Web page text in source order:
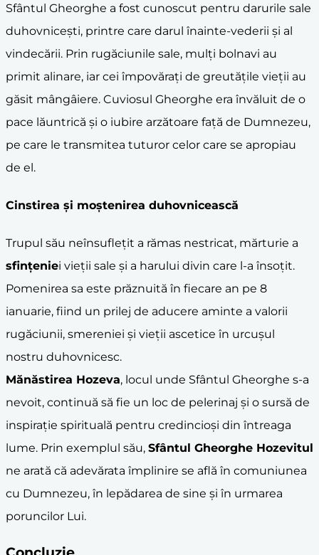
Sfântul Gheorghe a fost cunoscut pentru darurile sale
duhovnicești, printre care darul înainte-vederii și al
vindecării. Prin rugăciunile sale, mulți bolnavi au
primit alinare, iar cei împovărați de greutățile vieții au
găsit mângâiere. Cuviosul Gheorghe era învăluit de o
pace lăuntrică și o iubire arzătoare față de Dumnezeu,
pe care le transmitea tuturor celor care se apropiau
de el.
Cinstirea și moștenirea duhovnicească
Trupul său neînsuflețit a rămas nestricat, mărturie a
sfințeniei vieții sale și a harului divin care l-a însoțit.
Pomenirea sa este prăznuită în fiecare an pe 8
ianuarie, fiind un prilej de aducere aminte a valorii
rugăciunii, smereniei și vieții ascetice în urcușul
nostru duhovnicesc.
Mănăstirea Hozeva, locul unde Sfântul Gheorghe s-a
nevoit, continuă să fie un loc de pelerinaj și o sursă de
inspirație spirituală pentru credincioși din întreaga
lume. Prin exemplul său, Sfântul Gheorghe Hozevitul
ne arată că adevărata împlinire se află în comuniunea
cu Dumnezeu, în lepădarea de sine și în urmarea
poruncilor Lui.